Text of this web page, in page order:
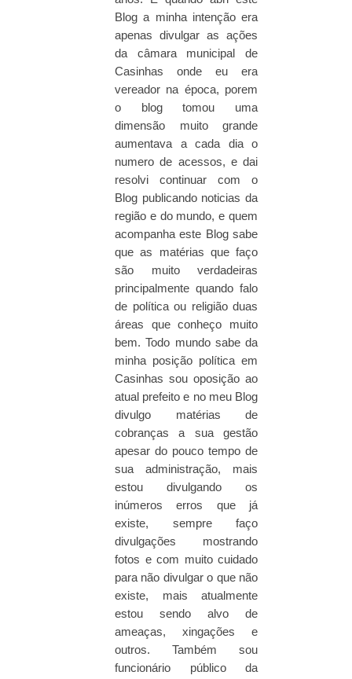
Blog a minha intenção era
apenas divulgar as ações
da câmara municipal de
Casinhas onde eu era
vereador na época, porem
o blog tomou uma
dimensão muito grande
aumentava a cada dia o
numero de acessos, e dai
resolvi continuar com o
Blog publicando noticias da
região e do mundo, e quem
acompanha este Blog sabe
que as matérias que faço
são muito verdadeiras
principalmente quando falo
de política ou religião duas
áreas que conheço muito
bem. Todo mundo sabe da
minha posição política em
Casinhas sou oposição ao
atual prefeito e no meu Blog
divulgo matérias de
cobranças a sua gestão
apesar do pouco tempo de
sua administração, mais
estou divulgando os
inúmeros erros que já
existe, sempre faço
divulgações mostrando
fotos e com muito cuidado
para não divulgar o que não
existe, mais atualmente
estou sendo alvo de
ameaças, xingações e
outros. Também sou
funcionário público da